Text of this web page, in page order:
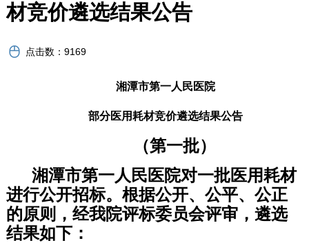
材竞价遴选结果公告
点击数： 9169
湘潭市第一人民医院
部分医用耗材竞价遴选结果公告
（第一批）
湘潭市第一人民医院对一批医用耗材
进行公开招标。 根据公开、公平、公正
的原则，经我院评标委员会评审， 遴选
结果如下：